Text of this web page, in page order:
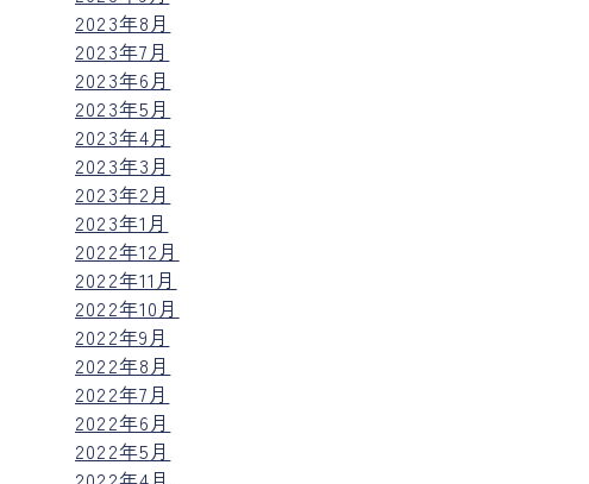
2023年8月
2023年7月
2023年6月
2023年5月
2023年4月
2023年3月
2023年2月
2023年1月
2022年12月
2022年11月
2022年10月
2022年9月
2022年8月
2022年7月
2022年6月
2022年5月